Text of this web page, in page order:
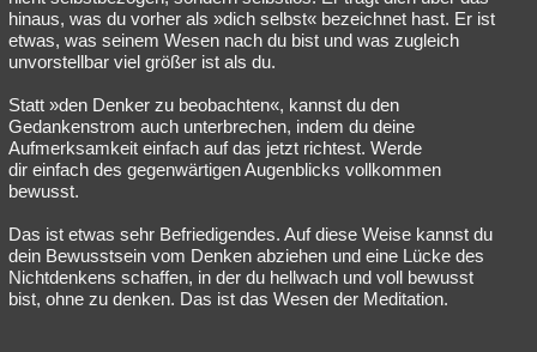
hinaus, was du vorher als »dich selbst« bezeichnet hast. Er ist
etwas, was seinem Wesen nach du bist und was zugleich
unvorstellbar viel größer ist als du.
Statt »den Denker zu beobachten«, kannst du den
Gedankenstrom auch unterbrechen, indem du deine
Aufmerksamkeit einfach auf das jetzt richtest. Werde
dir einfach des gegenwärtigen Augenblicks vollkommen
bewusst.
Das ist etwas sehr Befriedigendes. Auf diese Weise kannst du
dein Bewusstsein vom Denken abziehen und eine Lücke des
Nichtdenkens schaffen, in der du hellwach und voll bewusst
bist, ohne zu denken. Das ist das Wesen der Meditation.